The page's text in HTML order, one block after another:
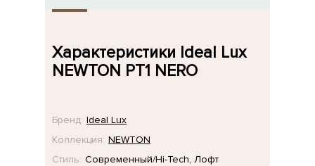
Характеристики Ideal Lux
NEWTON PT1 NERO
Бренд: Ideal Lux
Коллекция: NEWTON
Стиль: Современный/Hi-Tech, Лофт